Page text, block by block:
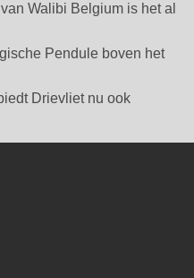
Walibi Belgium is het al
Pendule boven het
Drievliet nu ook